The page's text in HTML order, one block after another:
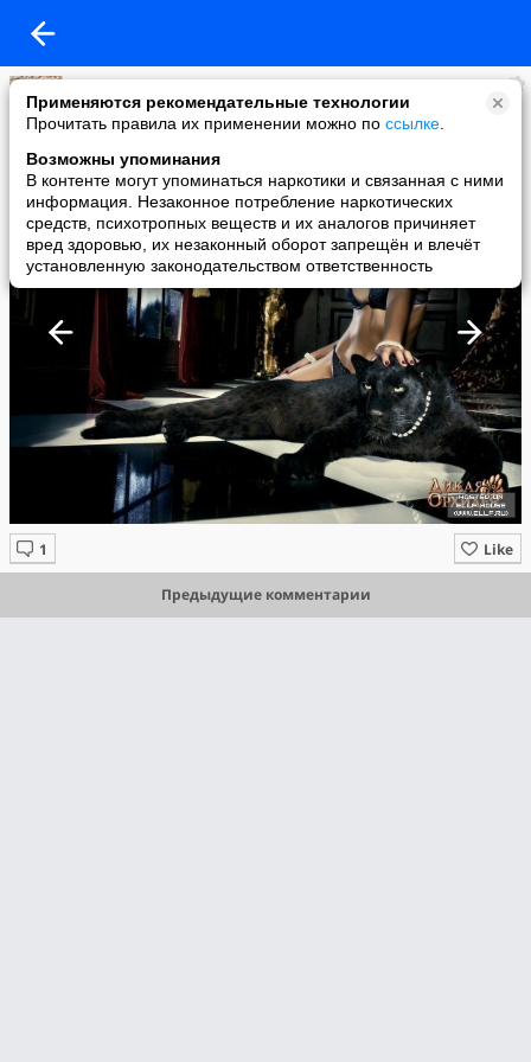
Применяются рекомендательные технологии
Прочитать правила их применении можно по ссылке
Возможны упоминания
В контенте могут упоминаться наркотики и связанная с ними
информация. Незаконное потребление наркотических
средств, психотропных веществ и их аналогов причиняет
вред здоровью, их незаконный оборот запрещён и влечёт
установленную законодательством ответственность
Союз художников "ЖИВОПИСНЫЕ КОТЫ"
added a photo
12 Sep в 17:05
Like
Предыдущие комментарии